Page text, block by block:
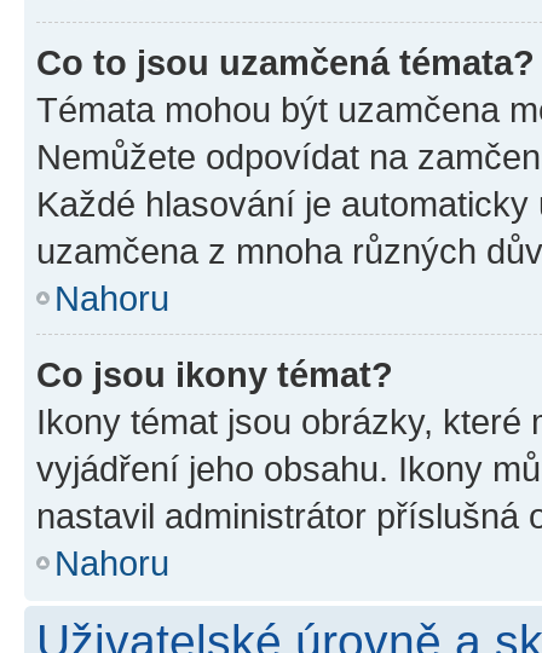
Co to jsou uzamčená témata?
Témata mohou být uzamčena
Nemůžete odpovídat na
Každé hlasování je
uzamčena z mnoha různých
Nahoru
Co jsou ikony témat?
Ikony témat jsou obrázky,
vyjádření jeho obsahu. Ikony
nastavil administrátor příslušná
Nahoru
Uživatelské úrovně a